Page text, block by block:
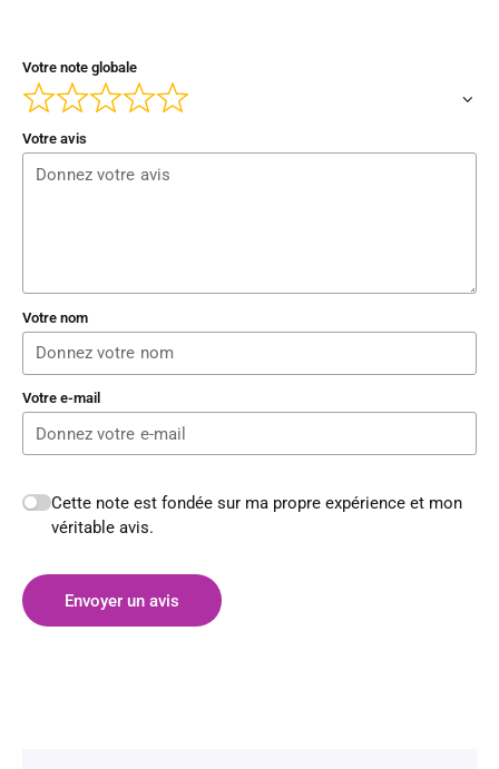
Votre note globale
Votre avis
Votre nom
Votre e-mail
Cette note est fondée sur ma propre expérience et mon
véritable avis.
Envoyer un avis